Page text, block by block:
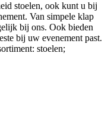
stoelen, ook kunt u bij
Van simpele klap
bij ons. Ook bieden
bij uw evenement past.
stoelen;